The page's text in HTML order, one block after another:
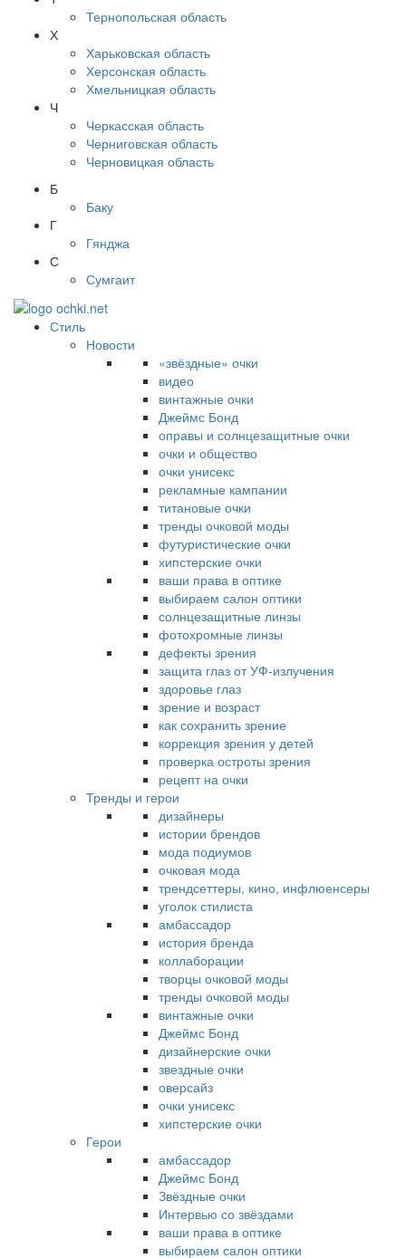
Тернопольская область
Х
Харьковская область
Херсонская область
Хмельницкая область
Ч
Черкасская область
Черниговская область
Черновицкая область
Б
Баку
Г
Гянджа
С
Сумгаит
Стиль
Новости
«звёздные» очки
видео
винтажные очки
Джеймс Бонд
оправы и солнцезащитные очки
очки и общество
очки унисекс
рекламные кампании
титановые очки
тренды очковой моды
футуристические очки
хипстерские очки
ваши права в оптике
выбираем салон оптики
солнцезащитные линзы
фотохромные линзы
дефекты зрения
защита глаз от УФ-излучения
здоровье глаз
зрение и возраст
как сохранить зрение
коррекция зрения у детей
проверка остроты зрения
рецепт на очки
Тренды и герои
дизайнеры
истории брендов
мода подиумов
очковая мода
трендсеттеры, кино, инфлюенсеры
уголок стилиста
амбассадор
история бренда
коллаборации
творцы очковой моды
тренды очковой моды
винтажные очки
Джеймс Бонд
дизайнерские очки
звездные очки
оверсайз
очки унисекс
хипстерские очки
Герои
амбассадор
Джеймс Бонд
Звёздные очки
Интервью со звёздами
ваши права в оптике
выбираем салон оптики